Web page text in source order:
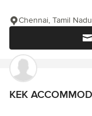
Chennai, Tamil
KEK